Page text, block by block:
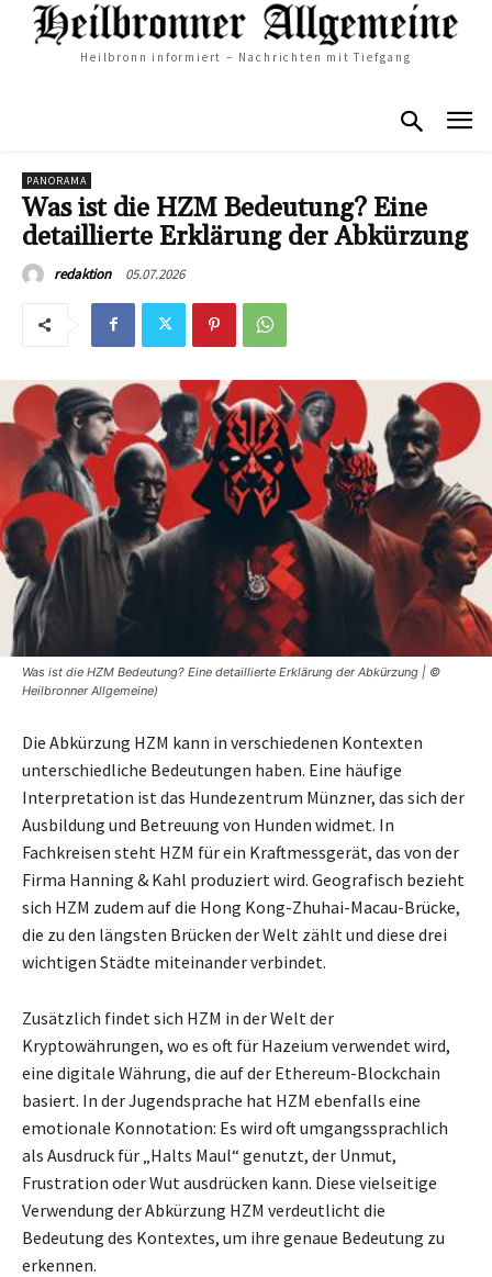
Heilbronn informiert – Nachrichten mit Tiefgang
PANORAMA
Was ist die HZM Bedeutung? Eine
detaillierte Erklärung der Abkürzung
redaktion 05.07.2026
Was ist die HZM Bedeutung? Eine detaillierte Erklärung der Abkürzung | ©
Heilbronner Allgemeine)
Die Abkürzung HZM kann in verschiedenen Kontexten
unterschiedliche Bedeutungen haben. Eine häufige
Interpretation ist das Hundezentrum Münzner, das sich der
Ausbildung und Betreuung von Hunden widmet. In
Fachkreisen steht HZM für ein Kraftmessgerät, das von der
Firma Hanning & Kahl produziert wird. Geografisch bezieht
sich HZM zudem auf die Hong Kong-Zhuhai-Macau-Brücke,
die zu den längsten Brücken der Welt zählt und diese drei
wichtigen Städte miteinander verbindet.
Zusätzlich findet sich HZM in der Welt der
Kryptowährungen, wo es oft für Hazeium verwendet wird,
eine digitale Währung, die auf der Ethereum-Blockchain
basiert. In der Jugendsprache hat HZM ebenfalls eine
emotionale Konnotation: Es wird oft umgangssprachlich
als Ausdruck für „Halts Maul“ genutzt, der Unmut,
Frustration oder Wut ausdrücken kann. Diese vielseitige
Verwendung der Abkürzung HZM verdeutlicht die
Bedeutung des Kontextes, um ihre genaue Bedeutung zu
erkennen.